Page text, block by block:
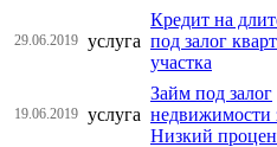
29.06.2019 услуга
Кредит на
под залог
участка
19.06.2019 услуга
Займ под залог
недвижимости
Низкий